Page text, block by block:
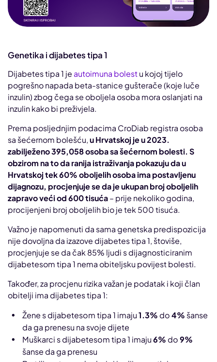
Genetika i dijabetes tipa 1
Dijabetes tipa 1 je autoimuna bolestu kojoj tijelo
pogrešno napada beta-stanice gušterače (koje luče
inzulin) zbog čega se oboljela osoba mora oslanjati na
inzulin kako bi preživjela.
Prema posljednjim podacima CroDiab registra osoba
sa šećernom bolešću,u Hrvatskoj je u 2023.
zabilježeno 395,058 osoba sa šećernom bolesti. S
obzirom na to da ranija istraživanja pokazuju da u
Hrvatskoj tek 60% oboljelih osoba ima postavljenu
dijagnozu, procjenjuje se da je ukupan broj oboljelih
zapravo veći od 600 tisuća– prije nekoliko godina,
procijenjeni broj oboljelih bio je tek 500 tisuća.
Važno je napomenuti da sama genetska predispozicija
nije dovoljna da izazove dijabetes tipa 1, štoviše,
procjenjuje se da čak 85% ljudi s dijagnosticiranim
dijabetesom tipa 1 nema obiteljsku povijest bolesti.
Također, za procjenu rizika važan je podatak i koji član
obitelji ima dijabetes tipa 1:
Žene s dijabetesom tipa 1 imaju1.3% do4% šanse
da ga prenesu na svoje dijete
Muškarci s dijabetesom tipa 1 imaju6% do9%
šanse da ga prenesu